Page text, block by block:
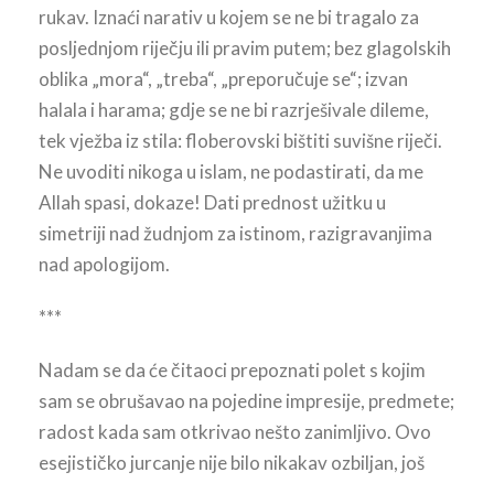
rukav. Iznaći narativ u kojem se ne bi tragalo za
posljednjom riječju ili pravim putem; bez glagolskih
oblika „mora“, „treba“, „preporučuje se“; izvan
halala i harama; gdje se ne bi razrješivale dileme,
tek vježba iz stila: floberovski bištiti suvišne riječi.
Ne uvoditi nikoga u islam, ne podastirati, da me
Allah spasi, dokaze! Dati prednost užitku u
simetriji nad žudnjom za istinom, razigravanjima
nad apologijom.
***
Nadam se da će čitaoci prepoznati polet s kojim
sam se obrušavao na pojedine impresije, predmete;
radost kada sam otkrivao nešto zanimljivo. Ovo
esejističko jurcanje nije bilo nikakav ozbiljan, još